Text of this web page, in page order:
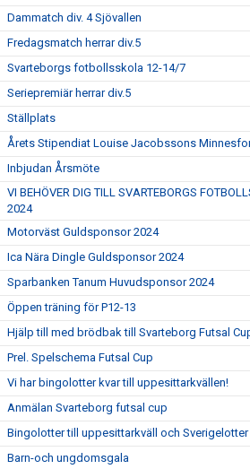
Dammatch div. 4 Sjövallen
Fredagsmatch herrar div.5
Svarteborgs fotbollsskola 12-14/7
Seriepremiär herrar div.5
Ställplats
Årets Stipendiat Louise Jacobssons
Inbjudan Årsmöte
VI BEHÖVER DIG TILL SVARTEBORGS
2024
Motorväst Guldsponsor 2024
Ica Nära Dingle Guldsponsor 2024
Sparbanken Tanum Huvudsponsor 2024
Öppen träning för P12-13
Hjälp till med brödbak till Svarteborg Futsal
Prel. Spelschema Futsal Cup
Vi har bingolotter kvar till uppesittarkvällen!
Anmälan Svarteborg futsal cup
Bingolotter till uppesittarkväll och Sverigelotter
Barn-och ungdomsgala